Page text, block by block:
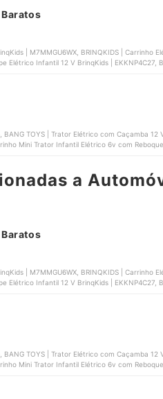
| M7MMGU6WX, BRINQKIDS | Carrinho
Elétrico Infantil 12 V BrinqKids | EKKNP4C27,
BANG TOYS | Trator Elétrico com Caçamba 12
Mini Trator Infantil Elétrico 6v com
a
| M7MMGU6WX, BRINQKIDS | Carrinho
Elétrico Infantil 12 V BrinqKids | EKKNP4C27,
BANG TOYS | Trator Elétrico com Caçamba 12
Mini Trator Infantil Elétrico 6v com